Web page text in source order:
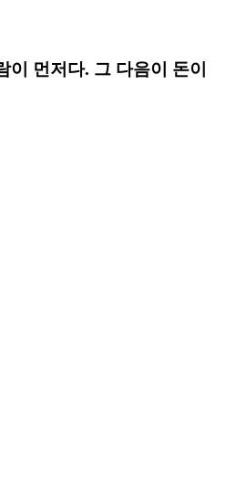
먼저다. 그 다음이 돈이